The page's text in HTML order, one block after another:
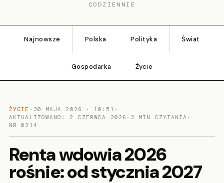
CODZIENNIE
Najnowsze Polska Polityka Świat
Gospodarka Życie
ŻYCIE · 30 MAJA 2026 · 10:51 ·
AKTUALIZOWANO: 2 CZERWCA 2026 · 3 MIN CZYTANIA ·
NR 0214
Renta wdowia 2026
rośnie: od stycznia 2027